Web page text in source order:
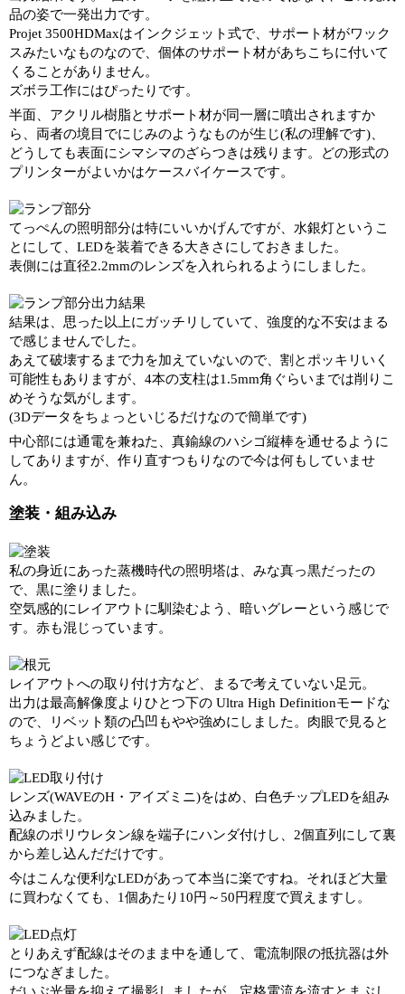
品の姿で一発出力です。
Projet 3500HDMaxはインクジェット式で、サポート材がワック
スみたいなものなので、個体のサポート材があちこちに付いて
くることがありません。
ズボラ工作にはぴったりです。
半面、アクリル樹脂とサポート材が同一層に噴出されますか
ら、両者の境目でにじみのようなものが生じ(私の理解です)、
どうしても表面にシマシマのざらつきは残ります。どの形式の
プリンターがよいかはケースバイケースです。
てっぺんの照明部分は特にいいかげんですが、水銀灯というこ
とにして、LEDを装着できる大きさにしておきました。
表側には直径2.2mmのレンズを入れられるようにしました。
結果は、思った以上にガッチリしていて、強度的な不安はまる
で感じませんでした。
あえて破壊するまで力を加えていないので、割とポッキリいく
可能性もありますが、4本の支柱は1.5mm角ぐらいまでは削りこ
めそうな気がします。
(3Dデータをちょっといじるだけなので簡単です)
中心部には通電を兼ねた、真鍮線のハシゴ縦棒を通せるように
してありますが、作り直すつもりなので今は何もしていませ
ん。
塗装・組み込み
私の身近にあった蒸機時代の照明塔は、みな真っ黒だったの
で、黒に塗りました。
空気感的にレイアウトに馴染むよう、暗いグレーという感じで
す。赤も混じっています。
レイアウトへの取り付け方など、まるで考えていない足元。
出力は最高解像度よりひとつ下の Ultra High Definitionモードな
ので、リベット類の凸凹もやや強めにしました。肉眼で見ると
ちょうどよい感じです。
レンズ(WAVEのH・アイズミニ)をはめ、白色チップLEDを組み
込みました。
配線のポリウレタン線を端子にハンダ付けし、2個直列にして裏
から差し込んだだけです。
今はこんな便利なLEDがあって本当に楽ですね。それほど大量
に買わなくても、1個あたり10円～50円程度で買えますし。
とりあえず配線はそのまま中を通して、電流制限の抵抗器は外
につなぎました。